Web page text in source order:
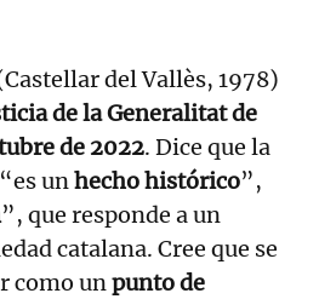
del Vallès, 1978)
de la Generalitat de
de 2022. Dice que la
unhecho histórico”,
”, que responde a un
catalana. Cree que se
como unpunto de